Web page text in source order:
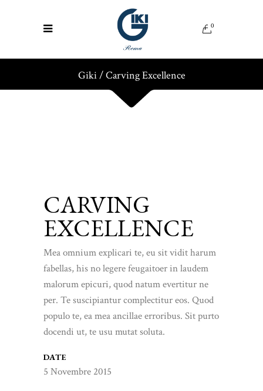
0
Giki/Carving Excellence
CARVING
EXCELLENCE
Mea omnium explicari te, eu sit vidit harum
fabellas, his no legere feugaitoer in laudem
malorum epicuri, quod natum evertitur ne
per. Te suscipiantur complectitur eos. Quod
populo te, ea mea ancillae erroribus. Sit purto
docendi ut, te usu mutat soluta.
DATE
5 Novembre 2015